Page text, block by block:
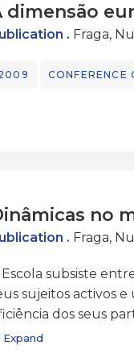
dimensão
. Fraga,
CONFERENCE
no
. Fraga,
Escola subsiste
sujeitos activos
dos seus
educativa,
Expand